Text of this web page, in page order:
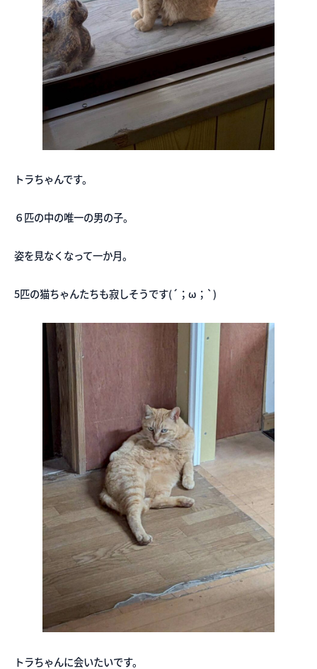
トラちゃんです。
６匹の中の唯一の男の子。
姿を見なくなって一か月。
5匹の猫ちゃんたちも寂しそうです(´；ω；`)
トラちゃんに会いたいです。